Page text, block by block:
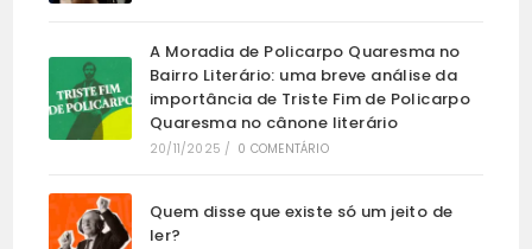
A Moradia de Policarpo Quaresma no
Bairro Literário: uma breve análise da
importância de Triste Fim de Policarpo
Quaresma no cânone literário
20/11/2025 / 0 COMENTÁRIO
Quem disse que existe só um jeito de
ler?